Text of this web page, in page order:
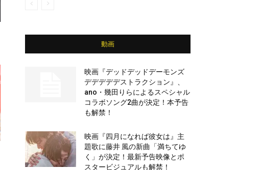
動画
映画『デッドデッドデーモンズ
デデデデデストラクション』、
ano・幾田りらによるスペシャル
コラボソング2曲が決定！本予告
も解禁！
映画『四月になれば彼女は』主
題歌に藤井 風の新曲「満ちてゆ
く」が決定！最新予告映像とポ
スタービジュアルも解禁！